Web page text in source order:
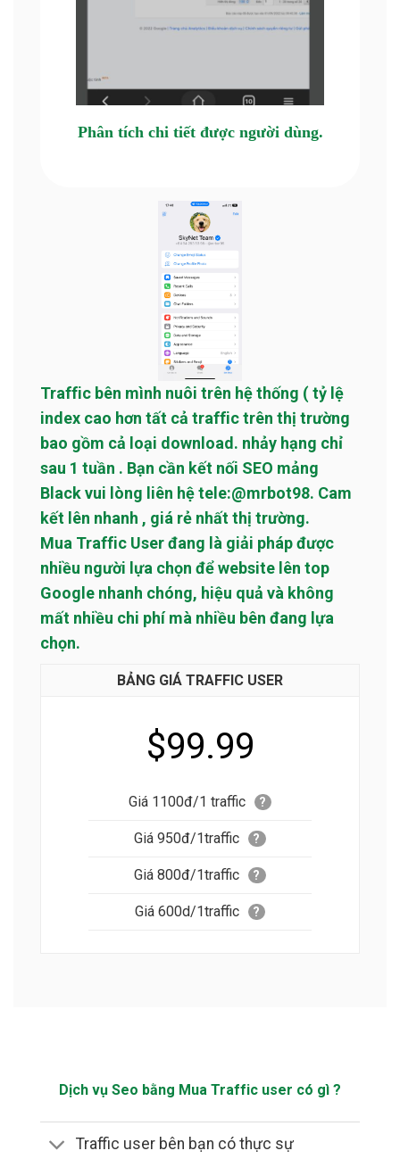
Phân tích chi tiết được người dùng.
Traffic bên mình nuôi trên hệ thống ( tỷ lệ
index cao hơn tất cả traffic trên thị trường
bao gồm cả loại download. nhảy hạng chỉ
sau 1 tuần . Bạn cần kết nối SEO mảng
Black vui lòng liên hệ tele:@mrbot98. Cam
kết lên nhanh , giá rẻ nhất thị trường.
Mua Traffic User đang là giải pháp được
nhiều người lựa chọn để website lên top
Google nhanh chóng, hiệu quả và không
mất nhiều chi phí mà nhiều bên đang lựa
chọn.
BẢNG GIÁ TRAFFIC USER
$99.99
Giá 1100đ/1 traffic ?
Giá 950đ/1traffic ?
Giá 800đ/1traffic ?
Giá 600d/1traffic ?
Dịch vụ Seo bằng Mua Traffic user có gì ?
Traffic user bên bạn có thực sự